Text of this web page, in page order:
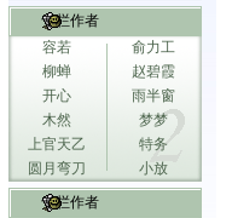
专栏作者
容若
俞力工
柳蝉
赵碧霞
开心
雨半窗
木然
梦梦
上官天乙
特务
圆月弯刀
小放
专栏作者